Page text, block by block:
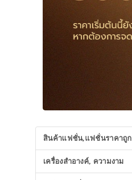
สินค้าแฟชั่น,แฟชั่นราคาถูก
เครื่องสำอางค์, ความงาม